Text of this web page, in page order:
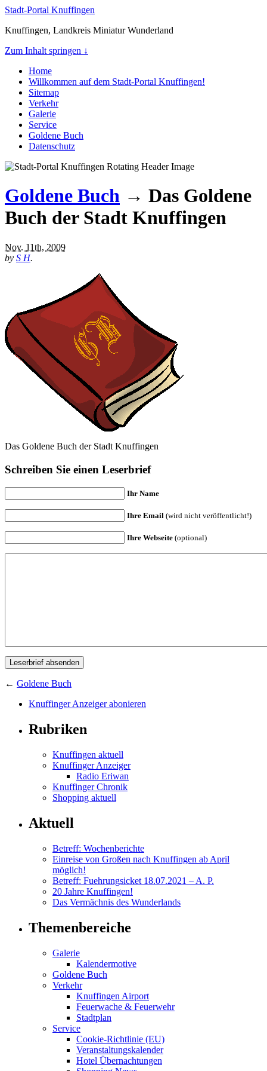
Stadt-Portal Knuffingen
Knuffingen, Landkreis Miniatur Wunderland
Zum Inhalt springen ↓
Home
Willkommen auf dem Stadt-Portal Knuffingen!
Sitemap
Verkehr
Galerie
Service
Goldene Buch
Datenschutz
Goldene Buch → Das Goldene
Buch der Stadt Knuffingen
Nov. 11th, 2009
by S H.
Das Goldene Buch der Stadt Knuffingen
Schreiben Sie einen Leserbrief
Ihr Name
Ihre Email (wird nicht veröffentlicht!)
Ihre Webseite (optional)
← Goldene Buch
Knuffinger Anzeiger abonieren
Rubriken
Knuffingen aktuell
Knuffinger Anzeiger
Radio Eriwan
Knuffinger Chronik
Shopping aktuell
Aktuell
Betreff: Wochenberichte
Einreise von Großen nach Knuffingen ab April
möglich!
Betreff: Fuehrungsicket 18.07.2021 – A. P.
20 Jahre Knuffingen!
Das Vermächnis des Wunderlands
Themenbereiche
Galerie
Kalendermotive
Goldene Buch
Verkehr
Knuffingen Airport
Feuerwache & Feuerwehr
Stadtplan
Service
Cookie-Richtlinie (EU)
Veranstaltungskalender
Hotel Übernachtungen